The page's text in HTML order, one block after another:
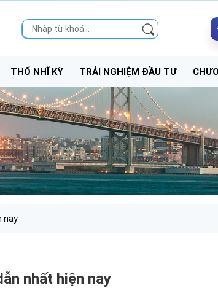
THỔ NHĨ KỲ TRẢI NGHIỆM ĐẦU TƯ
nay
nhất hiện nay